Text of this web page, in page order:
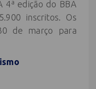
edição do BBA
inscritos. Os
de março para